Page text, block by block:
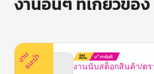
ง
า
น
แ
น
ะ
นำ
งานนับสต็อกสินค้า/ตร